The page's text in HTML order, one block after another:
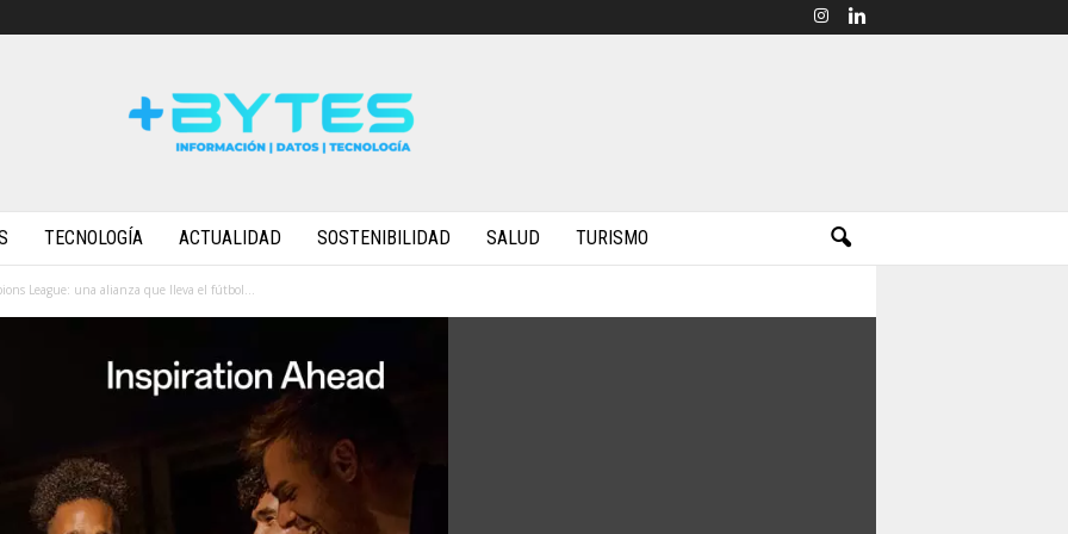
TECNOLOGÍA ACTUALIDAD SOSTENIBILIDAD SALUD TURISMO
League: una alianza que lleva el fútbol...